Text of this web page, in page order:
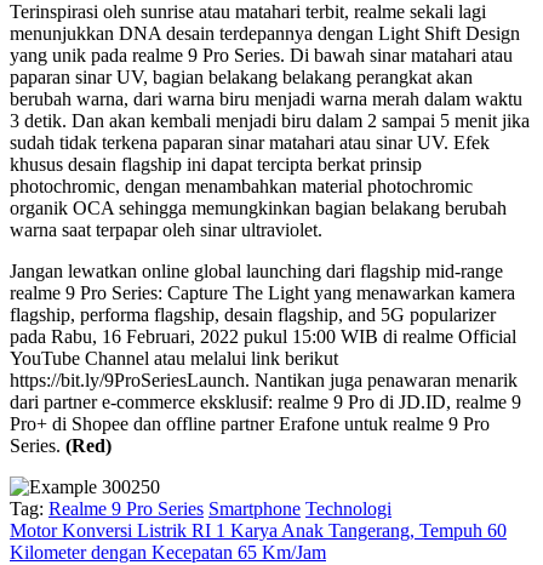
Terinspirasi oleh sunrise atau matahari terbit, realme sekali lagi
menunjukkan DNA desain terdepannya dengan Light Shift Design
yang unik pada realme 9 Pro Series. Di bawah sinar matahari atau
paparan sinar UV, bagian belakang belakang perangkat akan
berubah warna, dari warna biru menjadi warna merah dalam waktu
3 detik. Dan akan kembali menjadi biru dalam 2 sampai 5 menit jika
sudah tidak terkena paparan sinar matahari atau sinar UV. Efek
khusus desain flagship ini dapat tercipta berkat prinsip
photochromic, dengan menambahkan material photochromic
organik OCA sehingga memungkinkan bagian belakang berubah
warna saat terpapar oleh sinar ultraviolet.
Jangan lewatkan online global launching dari flagship mid-range
realme 9 Pro Series: Capture The Light yang menawarkan kamera
flagship, performa flagship, desain flagship, and 5G popularizer
pada Rabu, 16 Februari, 2022 pukul 15:00 WIB di realme Official
YouTube Channel atau melalui link berikut
https://bit.ly/9ProSeriesLaunch. Nantikan juga penawaran menarik
dari partner e-commerce eksklusif: realme 9 Pro di JD.ID, realme 9
Pro+ di Shopee dan offline partner Erafone untuk realme 9 Pro
Series. (Red)
Tag: Realme 9 Pro Series Smartphone Technologi
Motor Konversi Listrik RI 1 Karya Anak Tangerang, Tempuh 60
Kilometer dengan Kecepatan 65 Km/Jam